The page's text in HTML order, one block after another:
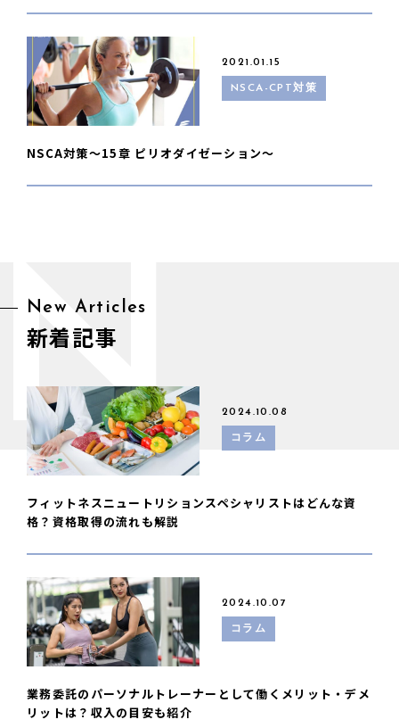
2021.01.15
NSCA-CPT対策
NSCA対策〜15章 ピリオダイゼーション〜
New Articles
新着記事
2024.10.08
コラム
フィットネスニュートリションスペシャリストはどんな資
格？資格取得の流れも解説
2024.10.07
コラム
業務委託のパーソナルトレーナーとして働くメリット・デメ
リットは？収入の目安も紹介